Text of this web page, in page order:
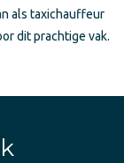
als taxichauffeur
dit prachtige vak.